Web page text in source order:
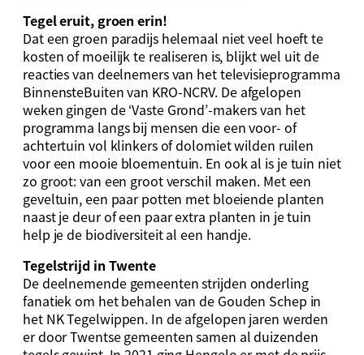
Tegel eruit, groen erin!
Dat een groen paradijs helemaal niet veel hoeft te
kosten of moeilijk te realiseren is, blijkt wel uit de
reacties van deelnemers van het televisieprogramma
BinnensteBuiten van KRO-NCRV. De afgelopen
weken gingen de ‘Vaste Grond’-makers van het
programma langs bij mensen die een voor- of
achtertuin vol klinkers of dolomiet wilden ruilen
voor een mooie bloementuin. En ook al is je tuin niet
zo groot: van een groot verschil maken. Met een
geveltuin, een paar potten met bloeiende planten
naast je deur of een paar extra planten in je tuin
help je de biodiversiteit al een handje.
Tegelstrijd in Twente
De deelnemende gemeenten strijden onderling
fanatiek om het behalen van de Gouden Schep in
het NK Tegelwippen. In de afgelopen jaren werden
er door Twentse gemeenten samen al duizenden